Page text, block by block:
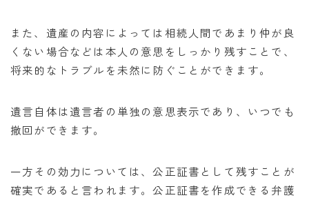
また、遺産の内容によっては相続人間であまり仲が良
くない場合などは本人の意思をしっかり残すことで、
将来的なトラブルを未然に防ぐことができます。
遺言自体は遺言者の単独の意思表示であり、いつでも
撤回ができます。
一方その効力については、公正証書として残すことが
確実であると言われます。公正証書を作成できる弁護